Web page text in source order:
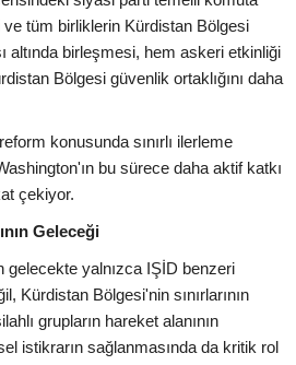
ve tüm birliklerin Kürdistan Bölgesi
altında birleşmesi, hem askeri etkinliği
Bölgesi güvenlik ortaklığını daha
konusunda sınırlı ilerleme
bu sürece daha aktif katkı
çekiyor.
Geleceği
gelecekte yalnızca IŞİD benzeri
Kürdistan Bölgesi'nin sınırlarının
grupların hareket alanının
istikrarın sağlanmasında da kritik rol